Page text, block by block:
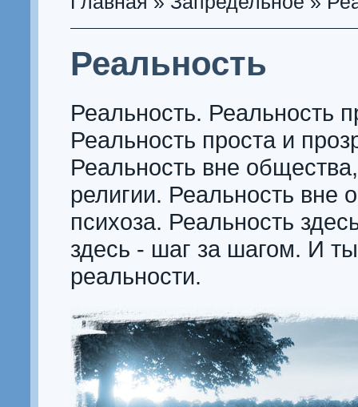
Реальность
Реальность. Реальность
Реальность проста и
Реальность вне
религии. Реальность вне
психоза. Реальность
здесь - шаг за шагом. И
реальности.